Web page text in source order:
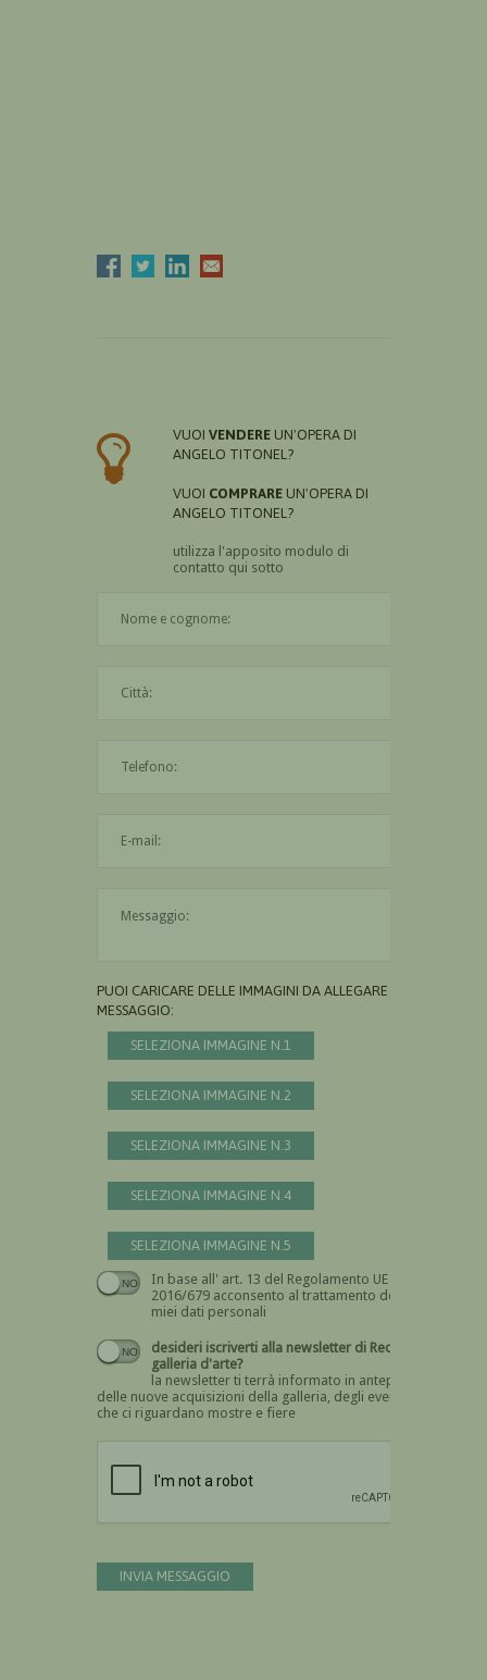
VUOI VENDERE UN'OPERA DI
ANGELO TITONEL?
VUOI COMPRARE UN'OPERA DI
ANGELO TITONEL?
utilizza l'apposito modulo di
contatto qui sotto
PUOI CARICARE DELLE IMMAGINI DA ALLEGARE AL
MESSAGGIO:
SELEZIONA IMMAGINE N.1
SELEZIONA IMMAGINE N.2
SELEZIONA IMMAGINE N.3
SELEZIONA IMMAGINE N.4
SELEZIONA IMMAGINE N.5
In base all' art. 13 del Regolamento UE n.
2016/679 acconsento al trattamento dei
miei dati personali
Devi dare il consenso
desideri iscriverti alla newsletter di Recta
galleria d'arte?
la newsletter ti terrà informato in anteprima
delle nuove acquisizioni della galleria, degli eventi
che ci riguardano mostre e fiere
INVIA MESSAGGIO